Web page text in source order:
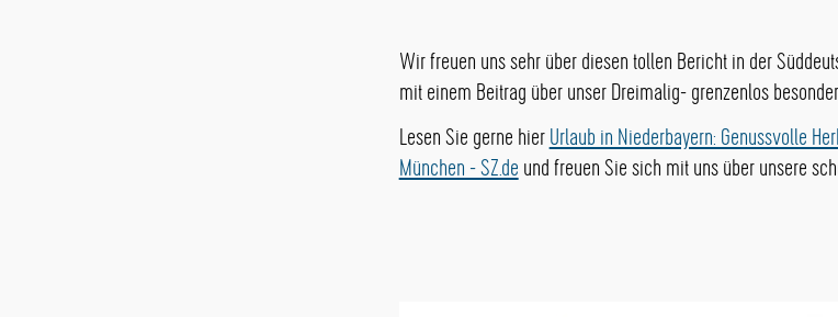
Wir freuen uns sehr über diesen tollen Bericht in der
mit einem Beitrag über unser Dreimalig- grenzenlos
Lesen Sie gerne hier Urlaub in Niederbayern: Genussvolle
München - SZ.de und freuen Sie sich mit uns über unsere